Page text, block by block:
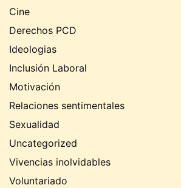
Cine
Derechos PCD
Ideologias
Inclusión Laboral
Motivación
Relaciones sentimentales
Sexualidad
Uncategorized
Vivencias inolvidables
Voluntariado